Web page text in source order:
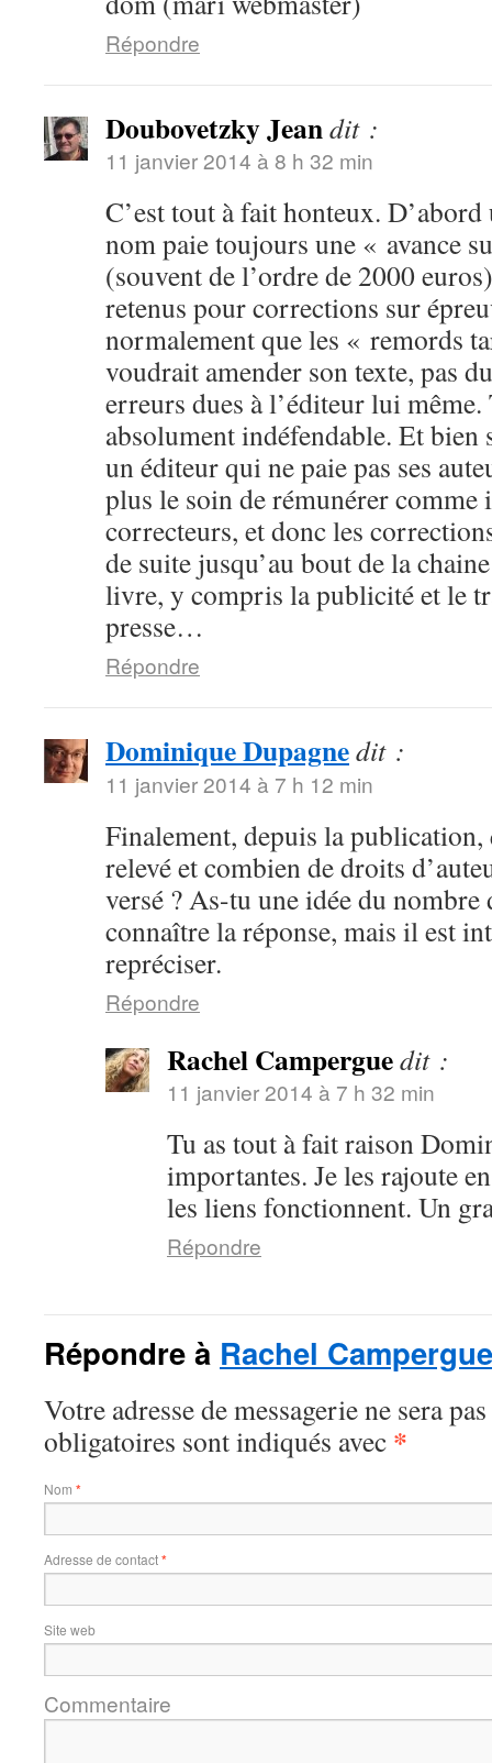
Répondre
Doubovetzky Jeandit :
11 janvier 2014 à 8 h 32 min
C’est tout à fait honteux.
nom paie toujours une « avance
(souvent de l’ordre de 2000
retenus pour corrections sur
normalement que les « remords
voudrait amender son texte, pas
erreurs dues à l’éditeur lui même.
absolument indéfendable. Et bien
un éditeur qui ne paie pas ses
plus le soin de rémunérer comme
correcteurs, et donc les
de suite jusqu’au bout de la
livre, y compris la publicité et le
presse…
Répondre
Dominique Dupagnedit :
11 janvier 2014 à 7 h 12 min
Finalement, depuis la publication,
relevé et combien de droits
versé ? As-tu une idée du nombre
connaître la réponse, mais il est
repréciser.
Répondre
Rachel Camperguedit :
11 janvier 2014 à 7 h 32 min
Tu as tout à fait raison
importantes. Je les rajoute
les liens fonctionnent. Un
Répondre
Répondre à Rachel Campergue
Votre adresse de messagerie ne sera
obligatoires sont indiqués avec *
Nom *
Adresse de contact*
Site web
Commentaire